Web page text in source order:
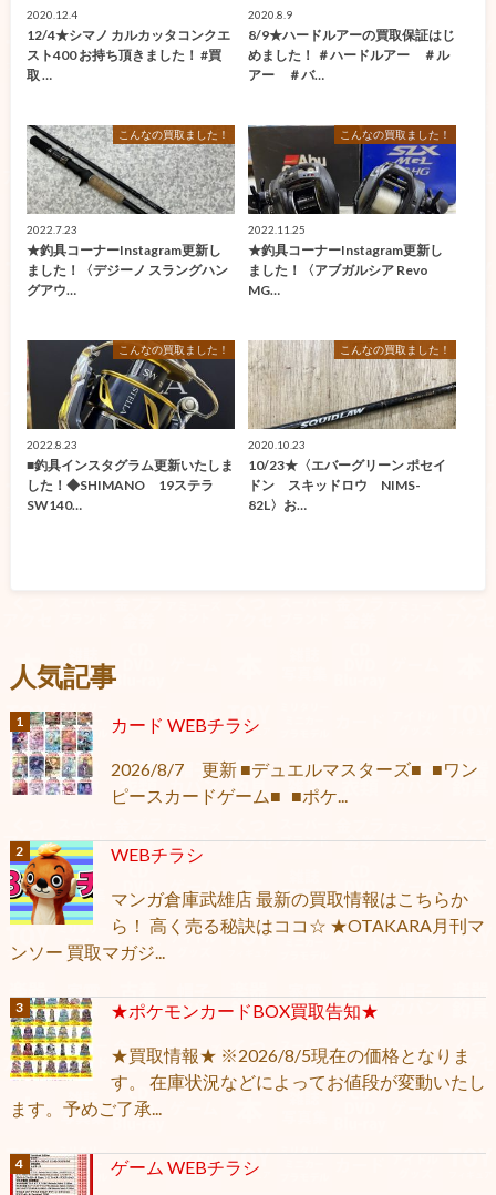
2020.12.4
12/4★シマノ カルカッタコンクエ
スト400 お持ち頂きました！ #買
取 …
2020.8.9
8/9★ハードルアーの買取保証はじ
めました！ ＃ハードルアー ＃ル
アー ＃バ…
こんなの買取ました！
2022.7.23
★釣具コーナーInstagram更新し
ました！〈デジーノ スラングハン
グアウ…
こんなの買取ました！
2022.11.25
★釣具コーナーInstagram更新し
ました！〈アブガルシア Revo
MG…
こんなの買取ました！
2022.8.23
■釣具インスタグラム更新いたしま
した！◆SHIMANO 19ステラ
SW140…
こんなの買取ました！
2020.10.23
10/23★〈エバーグリーン ポセイ
ドン スキッドロウ NIMS-
82L〉お…
人気記事
カード WEBチラシ
2026/8/7 更新 ■デュエルマスターズ■ ■ワン
ピースカードゲーム■ ■ポケ...
WEBチラシ
マンガ倉庫武雄店 最新の買取情報はこちらか
ら！ 高く売る秘訣はココ☆ ★OTAKARA月刊マ
ンソー 買取マガジ...
★ポケモンカードBOX買取告知★
★買取情報★ ※2026/8/5現在の価格となりま
す。 在庫状況などによってお値段が変動いたし
ます。予めご了承...
ゲーム WEBチラシ